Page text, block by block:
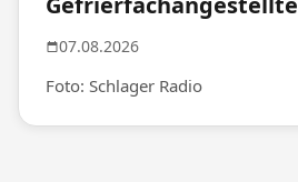
07.08.2026
Foto: Schlager Radio